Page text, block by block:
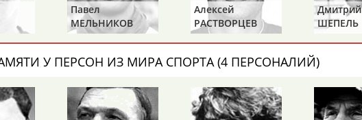
АБДУЛЖАЛИЛОВ
АБДУЛКАГИРОВ
АБДУЛЛАЕВ
Павел
МЕЛЬНИКОВ
Алексей
РАСТВОРЦЕВ
Дмитрий
ШЕПЕЛЬ
У ПЕРСОН ИЗ МИРА СПОРТА (4 ПЕРСОНАЛИЙ)